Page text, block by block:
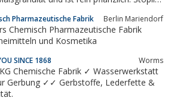
Aufsaugmittel und/oder Sperre für Öl-
Pharmazeutische Fabrik Berlin Mariendorf
Chemisch Pharmazeutische Fabrik
und Kosmetika
SINCE 1868 Worms
Chemische Fabrik ✓ Wasserwerkstatt